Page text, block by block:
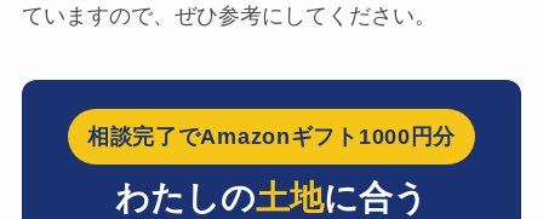
ていますので、ぜひ参考にしてください。
相談完了でAmazonギフト1000円分
わたしの土地に合う